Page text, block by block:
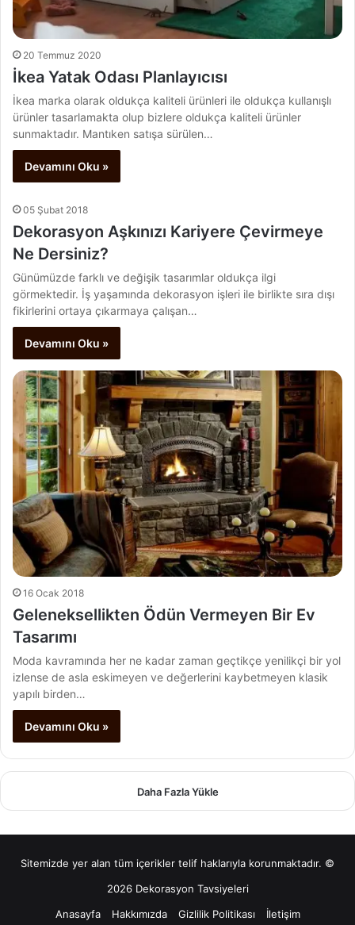
20 Temmuz 2020
İkea Yatak Odası Planlayıcısı
İkea marka olarak oldukça kaliteli ürünleri ile oldukça kullanışlı
ürünler tasarlamakta olup bizlere oldukça kaliteli ürünler
sunmaktadır. Mantıken satışa sürülen…
Devamını Oku »
05 Şubat 2018
Dekorasyon Aşkınızı Kariyere Çevirmeye
Ne Dersiniz?
Günümüzde farklı ve değişik tasarımlar oldukça ilgi
görmektedir. İş yaşamında dekorasyon işleri ile birlikte sıra dışı
fikirlerini ortaya çıkarmaya çalışan…
Devamını Oku »
16 Ocak 2018
Geleneksellikten Ödün Vermeyen Bir Ev
Tasarımı
Moda kavramında her ne kadar zaman geçtikçe yenilikçi bir yol
izlense de asla eskimeyen ve değerlerini kaybetmeyen klasik
yapılı birden…
Devamını Oku »
Daha Fazla Yükle
Sitemizde yer alan tüm içerikler telif haklarıyla korunmaktadır. ©
2026 Dekorasyon Tavsiyeleri
Anasayfa
Hakkımızda Gizlilik Politikası İletişim